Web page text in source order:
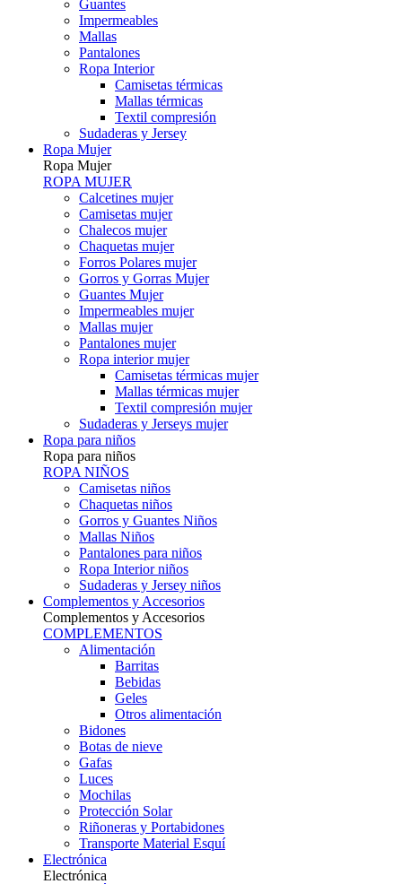
Guantes
Impermeables
Mallas
Pantalones
Ropa Interior
Camisetas térmicas
Mallas térmicas
Textil compresión
Sudaderas y Jersey
Ropa Mujer
Ropa Mujer
ROPA MUJER
Calcetines mujer
Camisetas mujer
Chalecos mujer
Chaquetas mujer
Forros Polares mujer
Gorros y Gorras Mujer
Guantes Mujer
Impermeables mujer
Mallas mujer
Pantalones mujer
Ropa interior mujer
Camisetas térmicas mujer
Mallas térmicas mujer
Textil compresión mujer
Sudaderas y Jerseys mujer
Ropa para niños
Ropa para niños
ROPA NIÑOS
Camisetas niños
Chaquetas niños
Gorros y Guantes Niños
Mallas Niños
Pantalones para niños
Ropa Interior niños
Sudaderas y Jersey niños
Complementos y Accesorios
Complementos y Accesorios
COMPLEMENTOS
Alimentación
Barritas
Bebidas
Geles
Otros alimentación
Bidones
Botas de nieve
Gafas
Luces
Mochilas
Protección Solar
Riñoneras y Portabidones
Transporte Material Esquí
Electrónica
Electrónica